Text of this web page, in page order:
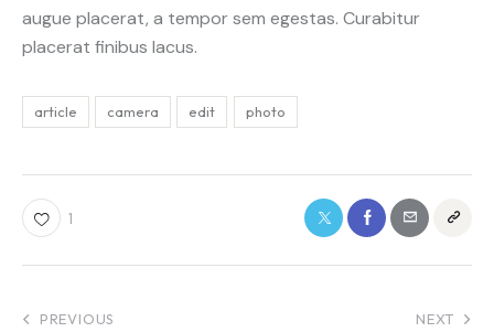
augue placerat, a tempor sem egestas. Curabitur
placerat finibus lacus.
article camera edit photo
1
PREVIOUS NEXT